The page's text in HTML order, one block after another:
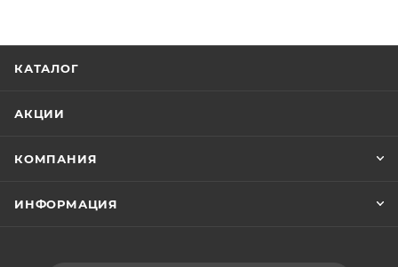
КАТАЛОГ
АКЦИИ
КОМПАНИЯ
ИНФОРМАЦИЯ